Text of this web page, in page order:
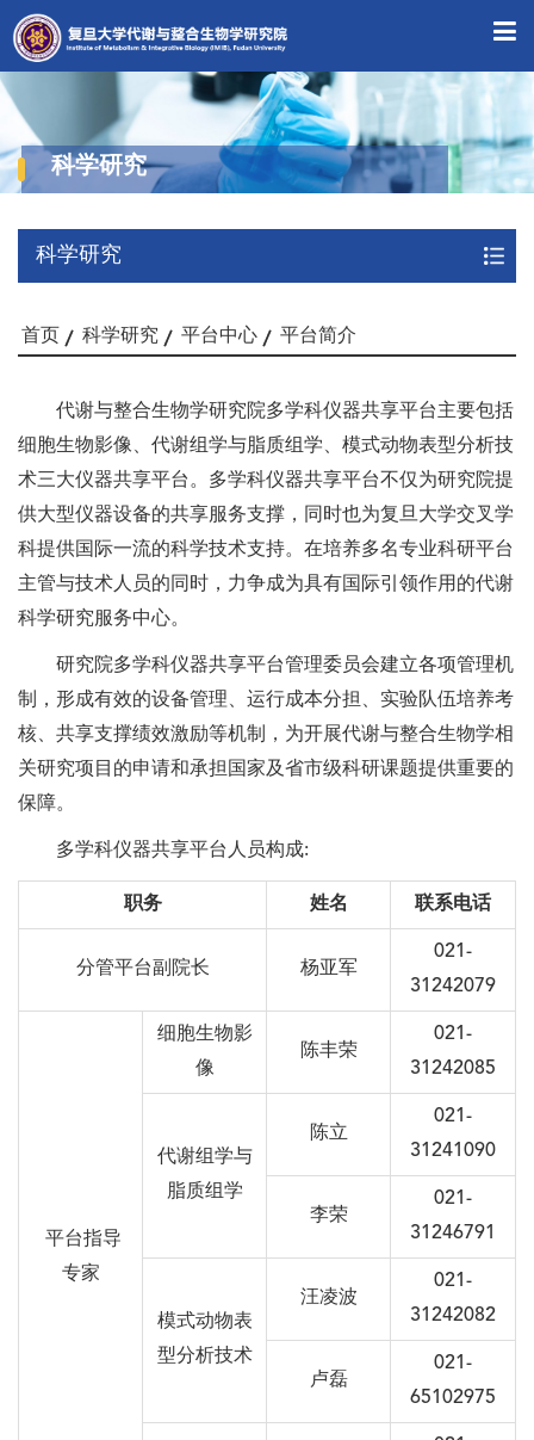
科学研究
科学研究
首页 科学研究 平台中心 平台简介
代谢与整合生物学研究院多学科仪器共享平台主要包括
细胞生物影像、代谢组学与脂质组学、模式动物表型分析技
术三大仪器共享平台。多学科仪器共享平台不仅为研究院提
供大型仪器设备的共享服务支撑，同时也为复旦大学交叉学
科提供国际一流的科学技术支持。在培养多名专业科研平台
主管与技术人员的同时，力争成为具有国际引领作用的代谢
科学研究服务中心。
研究院多学科仪器共享平台管理委员会建立各项管理机
制，形成有效的设备管理、运行成本分担、实验队伍培养考
核、共享支撑绩效激励等机制，为开展代谢与整合生物学相
关研究项目的申请和承担国家及省市级科研课题提供重要的
保障。
多学科仪器共享平台人员构成:
职务 姓名 联系电话
分管平台副院长 杨亚军
021-
31242079
平台指导
专家
细胞生物影
像
陈丰荣
021-
31242085
代谢组学与
脂质组学
陈立
021-
31241090
李荣
021-
31246791
模式动物表
型分析技术
汪凌波
021-
31242082
卢磊
021-
65102975